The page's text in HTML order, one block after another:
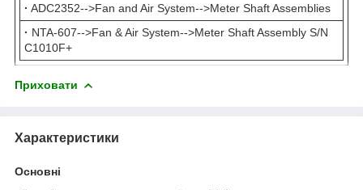
· ADC2352-->Fan and Air System-->Meter Shaft Assemblies
· NTA-607-->Fan & Air System-->Meter Shaft Assembly S/N
C1010F+
Приховати
Характеристики
Основні